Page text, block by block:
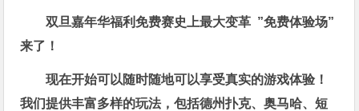
双旦嘉年华福利免费赛史上最大变革 ”免费体验场”
来了！
现在开始可以随时随地可以享受真实的游戏体验！
我们提供丰富多样的玩法，包括德州扑克、奥马哈、短